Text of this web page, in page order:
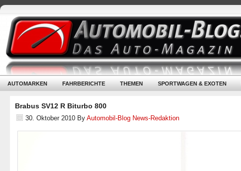
AUTOMARKEN FAHRBERICHTE THEMEN SPORTWAGEN & EXOTEN
Brabus SV12 R Biturbo 800
30. Oktober 2010 By Automobil-Blog News-Redaktion